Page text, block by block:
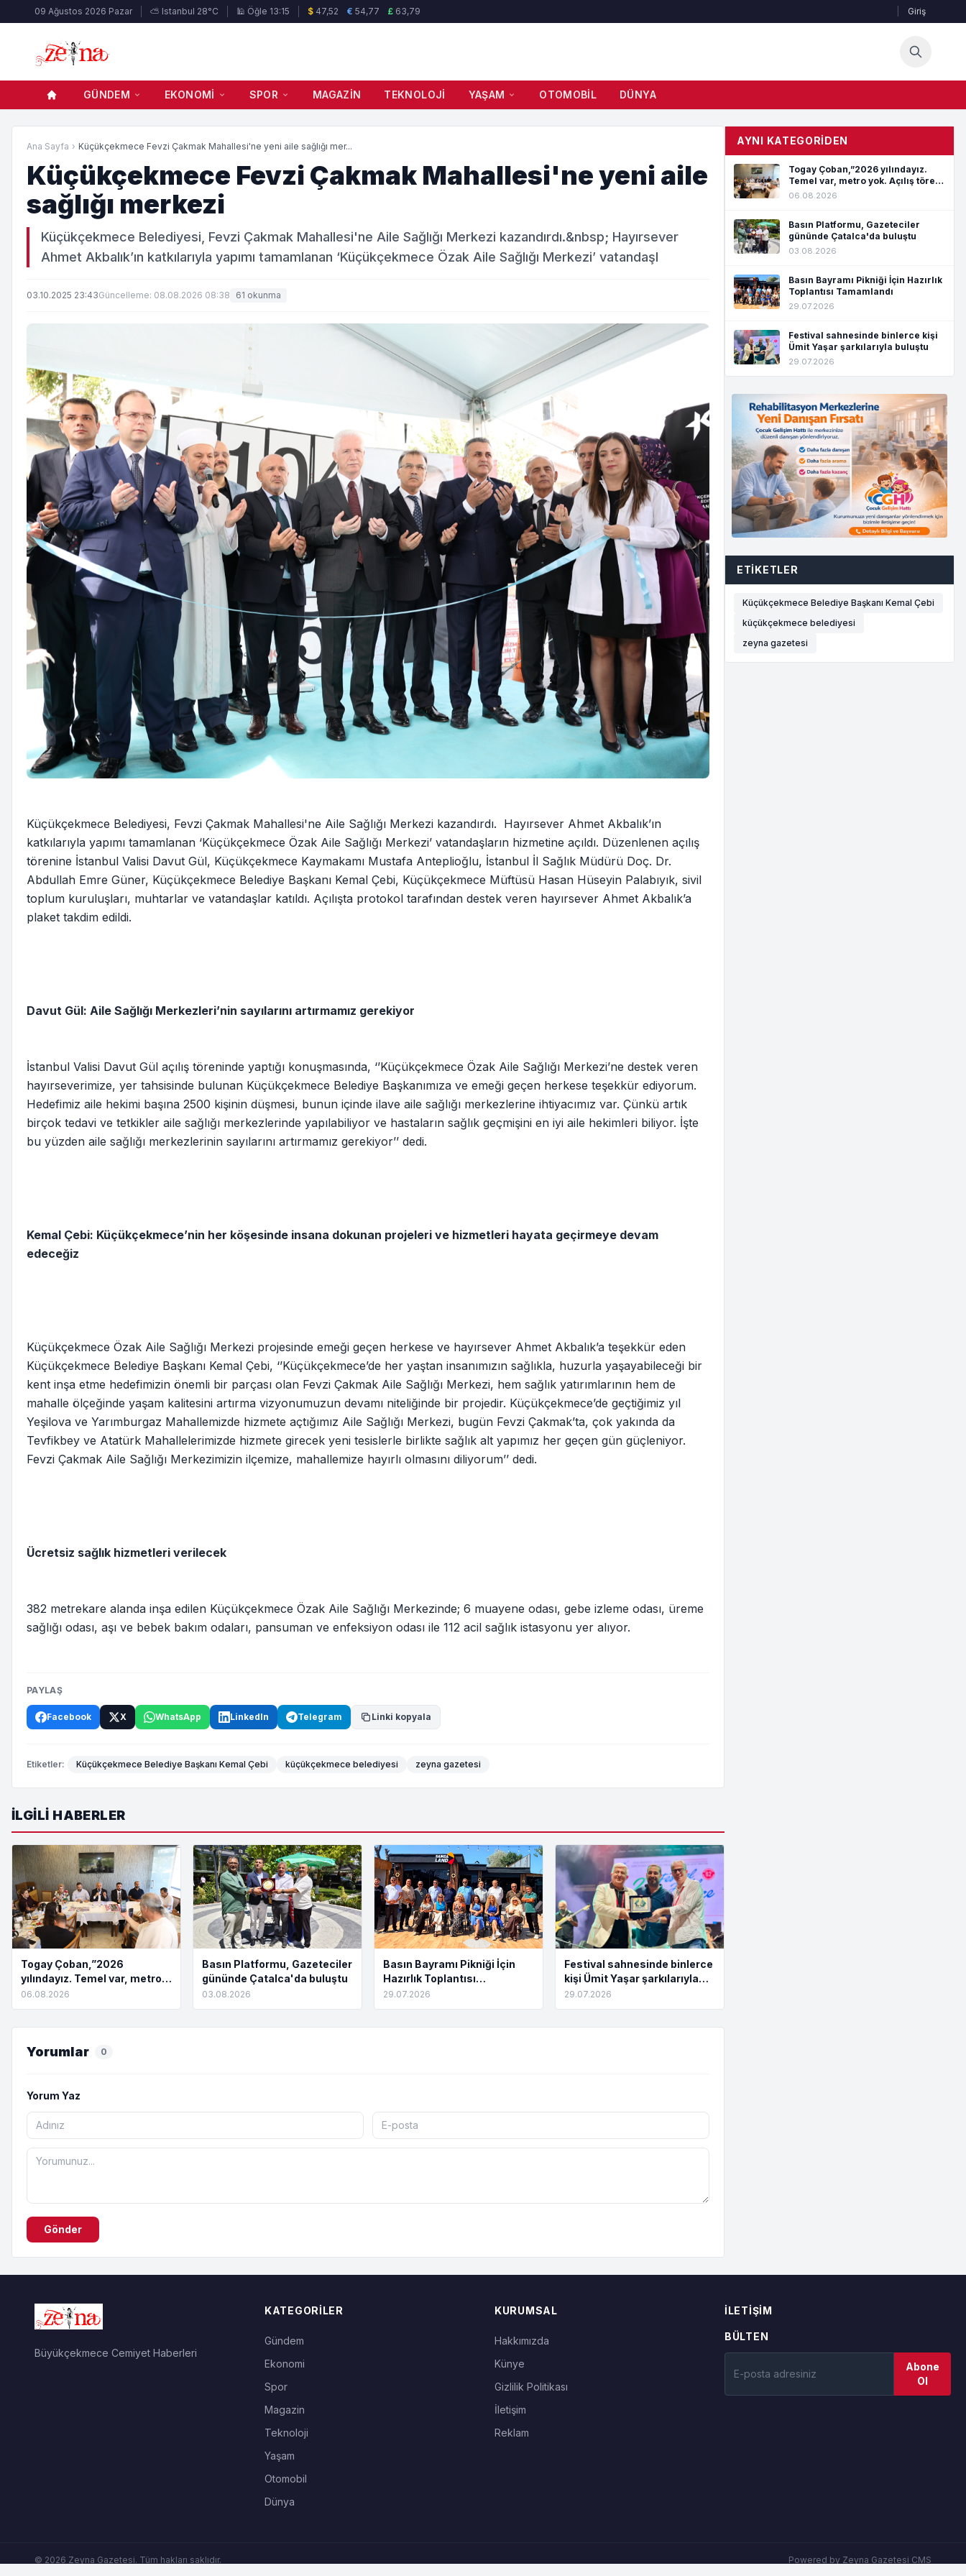
09 Ağustos 2026 Pazar ⛅ Istanbul 28°C 🕌 Öğle 13:15 $ 47,52 € 54,77 £ 63,79 Giriş
GÜNDEM EKONOMI SPOR MAGAZIN TEKNOLOJI YAŞAM OTOMOBIL DÜNYA
Ana Sayfa › Küçükçekmece Fevzi Çakmak Mahallesi'ne yeni aile sağlığı mer...
Küçükçekmece Fevzi Çakmak Mahallesi'ne yeni aile
sağlığı merkezi
Küçükçekmece Belediyesi, Fevzi Çakmak Mahallesi'ne Aile Sağlığı Merkezi kazandırdı.&nbsp; Hayırsever
Ahmet Akbalık’ın katkılarıyla yapımı tamamlanan ‘Küçükçekmece Özak Aile Sağlığı Merkezi’ vatandaşl
03.10.2025 23:43Güncelleme: 08.08.2026 08:38 61 okunma
Küçükçekmece Belediyesi, Fevzi Çakmak Mahallesi'ne Aile Sağlığı Merkezi kazandırdı. Hayırsever Ahmet Akbalık’ın
katkılarıyla yapımı tamamlanan ‘Küçükçekmece Özak Aile Sağlığı Merkezi’ vatandaşların hizmetine açıldı. Düzenlenen açılış
törenine İstanbul Valisi Davut Gül, Küçükçekmece Kaymakamı Mustafa Anteplioğlu, İstanbul İl Sağlık Müdürü Doç. Dr.
Abdullah Emre Güner, Küçükçekmece Belediye Başkanı Kemal Çebi, Küçükçekmece Müftüsü Hasan Hüseyin Palabıyık, sivil
toplum kuruluşları, muhtarlar ve vatandaşlar katıldı. Açılışta protokol tarafından destek veren hayırsever Ahmet Akbalık’a
plaket takdim edildi.
Davut Gül: Aile Sağlığı Merkezleri’nin sayılarını artırmamız gerekiyor
İstanbul Valisi Davut Gül açılış töreninde yaptığı konuşmasında, ‘’Küçükçekmece Özak Aile Sağlığı Merkezi’ne destek veren
hayırseverimize, yer tahsisinde bulunan Küçükçekmece Belediye Başkanımıza ve emeği geçen herkese teşekkür ediyorum.
Hedefimiz aile hekimi başına 2500 kişinin düşmesi, bunun içinde ilave aile sağlığı merkezlerine ihtiyacımız var. Çünkü artık
birçok tedavi ve tetkikler aile sağlığı merkezlerinde yapılabiliyor ve hastaların sağlık geçmişini en iyi aile hekimleri biliyor. İşte
bu yüzden aile sağlığı merkezlerinin sayılarını artırmamız gerekiyor’’ dedi.
Kemal Çebi: Küçükçekmece’nin her köşesinde insana dokunan projeleri ve hizmetleri hayata geçirmeye devam
edeceğiz
Küçükçekmece Özak Aile Sağlığı Merkezi projesinde emeği geçen herkese ve hayırsever Ahmet Akbalık’a teşekkür eden
Küçükçekmece Belediye Başkanı Kemal Çebi, ‘’Küçükçekmece’de her yaştan insanımızın sağlıkla, huzurla yaşayabileceği bir
kent inşa etme hedefimizin önemli bir parçası olan Fevzi Çakmak Aile Sağlığı Merkezi, hem sağlık yatırımlarının hem de
mahalle ölçeğinde yaşam kalitesini artırma vizyonumuzun devamı niteliğinde bir projedir. Küçükçekmece’de geçtiğimiz yıl
Yeşilova ve Yarımburgaz Mahallemizde hizmete açtığımız Aile Sağlığı Merkezi, bugün Fevzi Çakmak’ta, çok yakında da
Tevfikbey ve Atatürk Mahallelerimizde hizmete girecek yeni tesislerle birlikte sağlık alt yapımız her geçen gün güçleniyor.
Fevzi Çakmak Aile Sağlığı Merkezimizin ilçemize, mahallemize hayırlı olmasını diliyorum’’ dedi.
Ücretsiz sağlık hizmetleri verilecek
382 metrekare alanda inşa edilen Küçükçekmece Özak Aile Sağlığı Merkezinde; 6 muayene odası, gebe izleme odası, üreme
sağlığı odası, aşı ve bebek bakım odaları, pansuman ve enfeksiyon odası ile 112 acil sağlık istasyonu yer alıyor.
PAYLAŞ
Facebook X WhatsApp LinkedIn Telegram Linki kopyala
Etiketler: Küçükçekmece Belediye Başkanı Kemal Çebi küçükçekmece belediyesi zeyna gazetesi
İLGILI HABERLER
Togay Çoban,”2026
yılındayız. Temel var, metro
yok. Açılış töreni var, hizmet
yok”
06.08.2026
Basın Platformu, Gazeteciler
gününde Çatalca'da buluştu
03.08.2026
Basın Bayramı Pikniği İçin
Hazırlık Toplantısı
Tamamlandı
29.07.2026
Festival sahnesinde binlerce
kişi Ümit Yaşar şarkılarıyla
buluştu
29.07.2026
Yorumlar 0
Yorum Yaz
Gönder
AYNI KATEGORIDEN
Togay Çoban,”2026 yılındayız.
Temel var, metro yok. Açılış töreni
var, hizmet yok”
06.08.2026
Basın Platformu, Gazeteciler
gününde Çatalca'da buluştu
03.08.2026
Basın Bayramı Pikniği İçin Hazırlık
Toplantısı Tamamlandı
29.07.2026
Festival sahnesinde binlerce kişi
Ümit Yaşar şarkılarıyla buluştu
29.07.2026
ETIKETLER
Küçükçekmece Belediye Başkanı Kemal Çebi
küçükçekmece belediyesi
zeyna gazetesi
Büyükçekmece Cemiyet Haberleri
KATEGORILER
Gündem
Ekonomi
Spor
Magazin
Teknoloji
Yaşam
Otomobil
Dünya
KURUMSAL
Hakkımızda
Künye
Gizlilik Politikası
İletişim
Reklam
İLETIŞIM
BÜLTEN
Abone
Ol
© 2026 Zeyna Gazetesi. Tüm hakları saklıdır. Powered by Zeyna Gazetesi CMS